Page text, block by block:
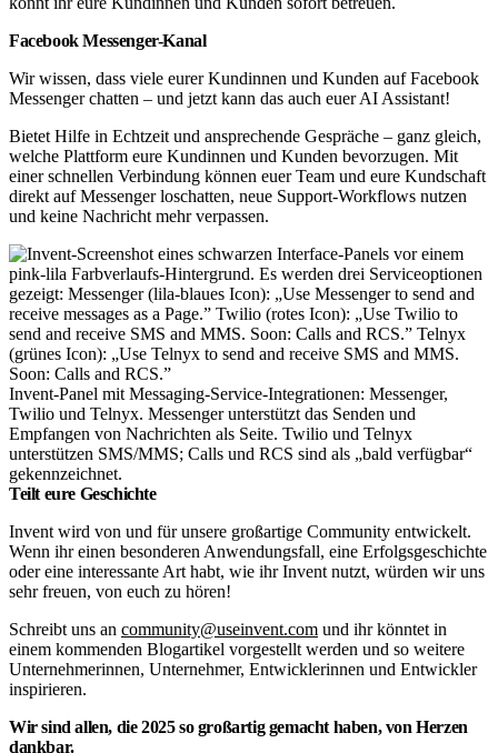
Facebook Messenger-Kanal
Wir wissen, dass viele eurer Kundinnen und Kunden auf Facebook
Messenger chatten – und jetzt kann das auch euer AI Assistant!
Bietet Hilfe in Echtzeit und ansprechende Gespräche – ganz gleich,
welche Plattform eure Kundinnen und Kunden bevorzugen. Mit
einer schnellen Verbindung können euer Team und eure Kundschaft
direkt auf Messenger loschatten, neue Support-Workflows nutzen
und keine Nachricht mehr verpassen.
Invent-Panel mit Messaging-Service-Integrationen: Messenger,
Twilio und Telnyx. Messenger unterstützt das Senden und
Empfangen von Nachrichten als Seite. Twilio und Telnyx
unterstützen SMS/MMS; Calls und RCS sind als „bald verfügbar“
gekennzeichnet.
Teilt eure Geschichte
Invent wird von und für unsere großartige Community entwickelt.
Wenn ihr einen besonderen Anwendungsfall, eine Erfolgsgeschichte
oder eine interessante Art habt, wie ihr Invent nutzt, würden wir uns
sehr freuen, von euch zu hören!
Schreibt uns an community@useinvent.com und ihr könntet in
einem kommenden Blogartikel vorgestellt werden und so weitere
Unternehmerinnen, Unternehmer, Entwicklerinnen und Entwickler
inspirieren.
Wir sind allen, die 2025 so großartig gemacht haben, von Herzen
dankbar.